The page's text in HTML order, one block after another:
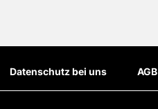
Datenschutz bei uns AGB